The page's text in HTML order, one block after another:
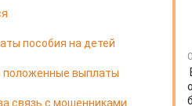
пособия на детей
положенные выплаты
связь с мошенниками